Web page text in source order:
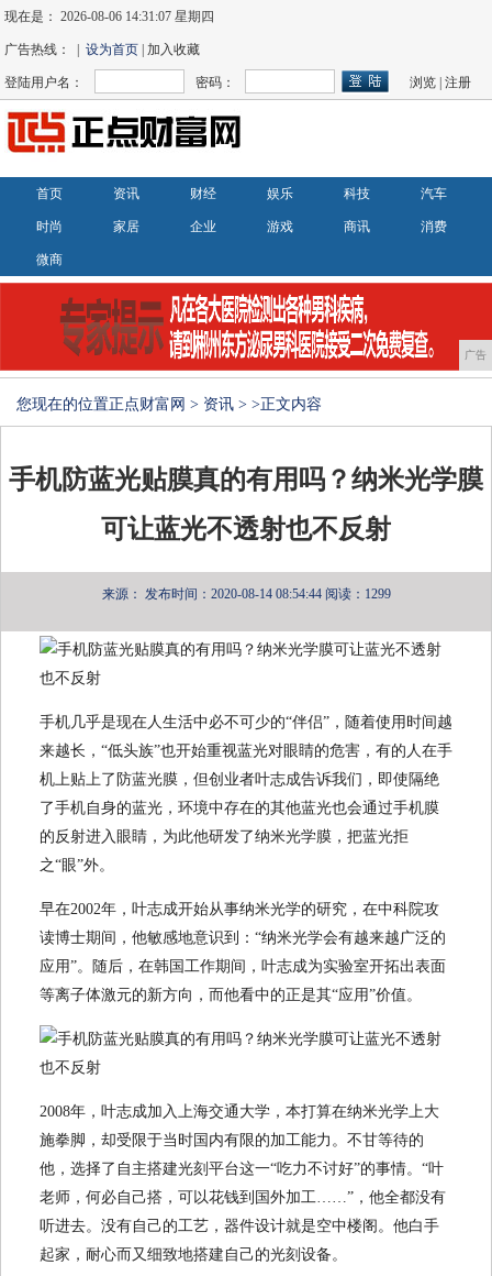
现在是：2026-08-06 14:31:07 星期四
广告热线： |设为首页 | 加入收藏
登陆用户名： 密码： 浏览 |注册
首页 资讯 财经 娱乐 科技 汽车
时尚 家居 企业 游戏 商讯 消费
微商
广告
您现在的位置正点财富网 > 资讯 > >正文内容
手机防蓝光贴膜真的有用吗？纳米光学膜
可让蓝光不透射也不反射
来源： 发布时间：2020-08-14 08:54:44 阅读：1299
手机几乎是现在人生活中必不可少的“伴侣”，随着使用时间越
来越长，“低头族”也开始重视蓝光对眼睛的危害，有的人在手
机上贴上了防蓝光膜，但创业者叶志成告诉我们，即使隔绝
了手机自身的蓝光，环境中存在的其他蓝光也会通过手机膜
的反射进入眼睛，为此他研发了纳米光学膜，把蓝光拒
之“眼”外。
早在2002年，叶志成开始从事纳米光学的研究，在中科院攻
读博士期间，他敏感地意识到：“纳米光学会有越来越广泛的
应用”。随后，在韩国工作期间，叶志成为实验室开拓出表面
等离子体激元的新方向，而他看中的正是其“应用”价值。
2008年，叶志成加入上海交通大学，本打算在纳米光学上大
施拳脚，却受限于当时国内有限的加工能力。不甘等待的
他，选择了自主搭建光刻平台这一“吃力不讨好”的事情。“叶
老师，何必自己搭，可以花钱到国外加工……”，他全都没有
听进去。没有自己的工艺，器件设计就是空中楼阁。他白手
起家，耐心而又细致地搭建自己的光刻设备。